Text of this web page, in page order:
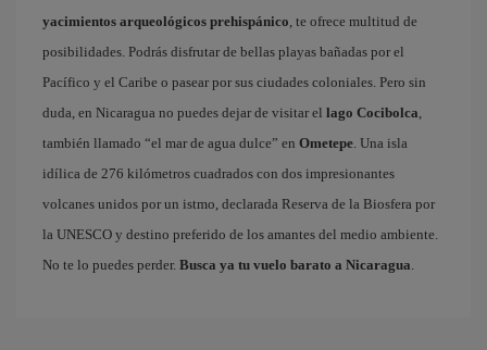
yacimientos arqueológicos prehispánico , te ofrece multitud de
posibilidades. Podrás disfrutar de bellas playas bañadas por el
Pacífico y el Caribe o pasear por sus ciudades coloniales. Pero sin
duda, en Nicaragua no puedes dejar de visitar el lago Cocibolca
también llamado “el mar de agua dulce” en Ometepe . Una isla
idílica de 276 kilómetros cuadrados con dos impresionantes
volcanes unidos por un istmo, declarada Reserva de la Biosfera por
la UNESCO y destino preferido de los amantes del medio ambiente.
No te lo puedes perder. Busca ya tu vuelo barato a Nicaragua